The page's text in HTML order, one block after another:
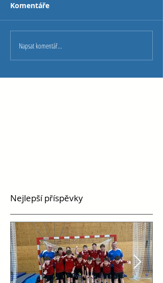
Komentáře
Napsat komentář...
Nejlepší příspěvky